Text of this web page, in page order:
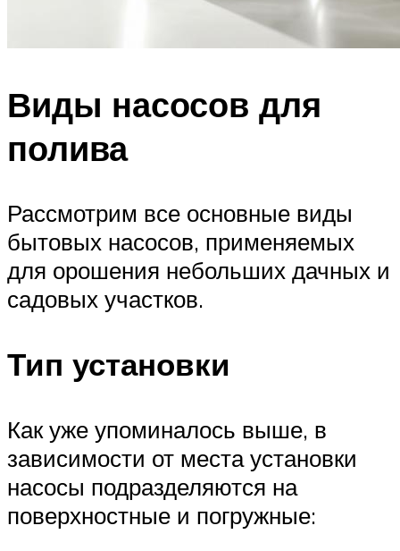
Виды насосов для
полива
Рассмотрим все основные виды
бытовых насосов, применяемых
для орошения небольших дачных и
садовых участков.
Тип установки
Как уже упоминалось выше, в
зависимости от места установки
насосы подразделяются на
поверхностные и погружные: